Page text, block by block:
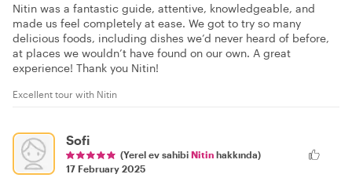
Nitin was a fantastic guide, attentive, knowledgeable, and
made us feel completely at ease. We got to try so many
delicious foods, including dishes we’d never heard of before,
at places we wouldn’t have found on our own. A great
experience! Thank you Nitin!
Excellent tour with Nitin
Sofi
(Yerel ev sahibi Nitin hakkında)
17 February 2025